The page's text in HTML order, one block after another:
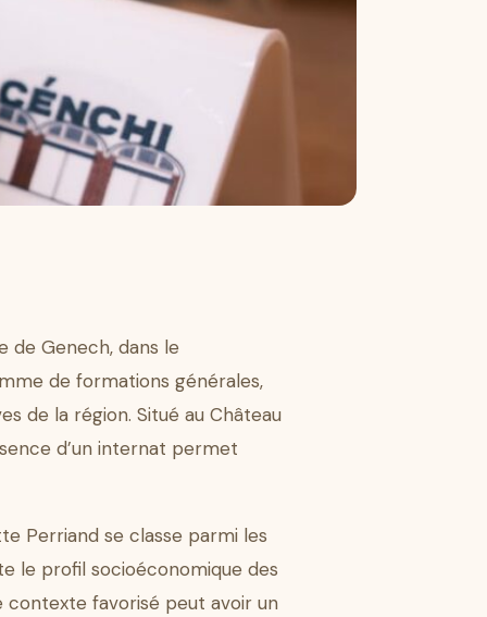
de Genech, dans le
de formations générales,
de la région. Situé au Château
d’un internat permet
Perriand se classe parmi les
le profil socioéconomique des
contexte favorisé peut avoir un